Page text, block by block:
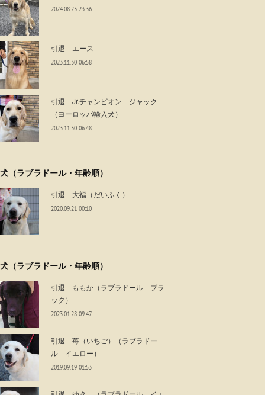
2024.08.23 23:36
引退 エース
2023.11.30 06:58
引退 Jr.チャンピオン ジャック
（ヨーロッパ輸入犬）
2023.11.30 06:48
（ラブラドール・年齢順）
引退 大福（だいふく）
2020.09.21 00:10
（ラブラドール・年齢順）
引退 ももか（ラブラドール ブラ
ック）
2023.01.28 09:47
引退 苺（いちご）（ラブラドー
ル イエロー）
2019.09.19 01:53